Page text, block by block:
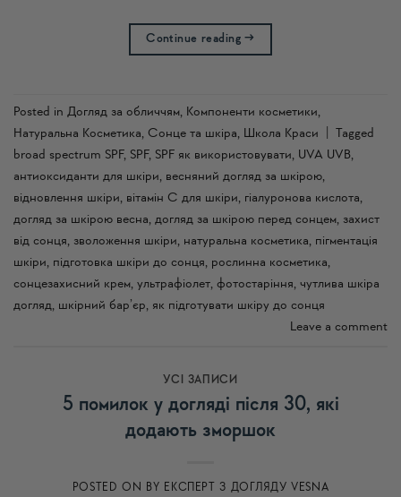
Continue reading→
Posted in Догляд за обличчям, Компоненти косметики,
Натуральна Косметика, Сонце та шкіра, Школа Краси
Tagged
broad spectrum SPF, SPF, SPF як використовувати, UVA UVB,
антиоксиданти для шкіри, весняний догляд за шкірою,
відновлення шкіри, вітамін C для шкіри, гіалуронова кислота,
догляд за шкірою весна, догляд за шкірою перед сонцем, захист
від сонця, зволоження шкіри, натуральна косметика, пігментація
шкіри, підготовка шкіри до сонця, рослинна косметика,
сонцезахисний крем, ультрафіолет, фотостаріння, чутлива шкіра
догляд, шкірний бар’єр, як підготувати шкіру до сонця
Leave a comment
УСI ЗАПИСИ
5 помилок у догляді після 30, які
додають зморшок
POSTED ON BY ЕКСПЕРТ З ДОГЛЯДУ VESNA